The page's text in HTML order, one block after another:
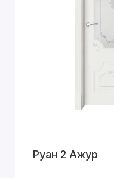
Руан 2 Ажур